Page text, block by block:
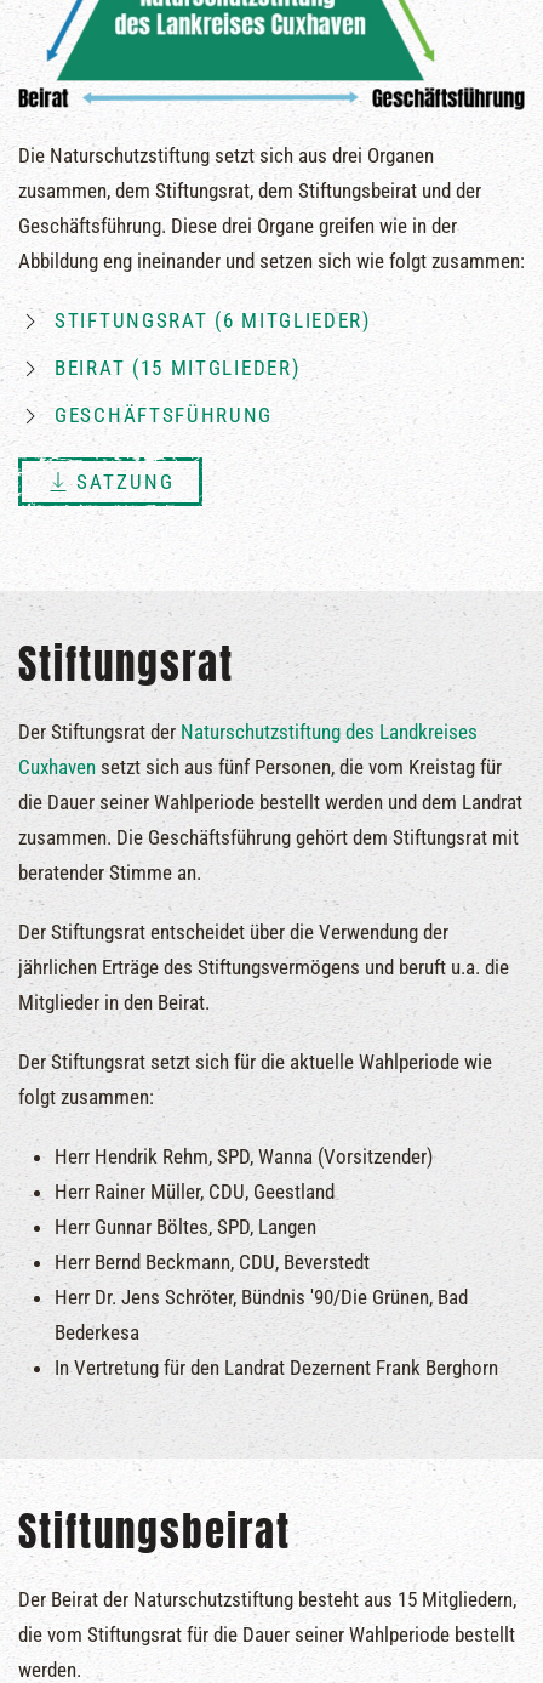
Die Naturschutzstiftung setzt sich aus drei Organen
zusammen, dem Stiftungsrat, dem Stiftungsbeirat und der
Geschäftsführung. Diese drei Organe greifen wie in der
Abbildung eng ineinander und setzen sich wie folgt zusammen:
STIFTUNGSRAT (6 MITGLIEDER)
BEIRAT (15 MITGLIEDER)
GESCHÄFTSFÜHRUNG
SATZUNG
Stiftungsrat
Der Stiftungsrat der Naturschutzstiftung des Landkreises
Cuxhaven setzt sich aus fünf Personen, die vom Kreistag für
die Dauer seiner Wahlperiode bestellt werden und dem Landrat
zusammen. Die Geschäftsführung gehört dem Stiftungsrat mit
beratender Stimme an.
Der Stiftungsrat entscheidet über die Verwendung der
jährlichen Erträge des Stiftungsvermögens und beruft u.a. die
Mitglieder in den Beirat.
Der Stiftungsrat setzt sich für die aktuelle Wahlperiode wie
folgt zusammen:
Herr Hendrik Rehm, SPD, Wanna (Vorsitzender)
Herr Rainer Müller, CDU, Geestland
Herr Gunnar Böltes, SPD, Langen
Herr Bernd Beckmann, CDU, Beverstedt
Herr Dr. Jens Schröter, Bündnis '90/Die Grünen, Bad
Bederkesa
In Vertretung für den Landrat Dezernent Frank Berghorn
Stiftungsbeirat
Der Beirat der Naturschutzstiftung besteht aus 15 Mitgliedern,
die vom Stiftungsrat für die Dauer seiner Wahlperiode bestellt
werden.